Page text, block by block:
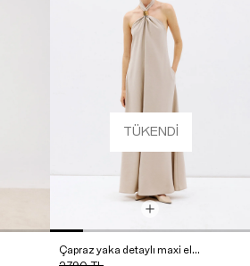
Çapraz yaka detaylı maxi elbise
TÜKENDI